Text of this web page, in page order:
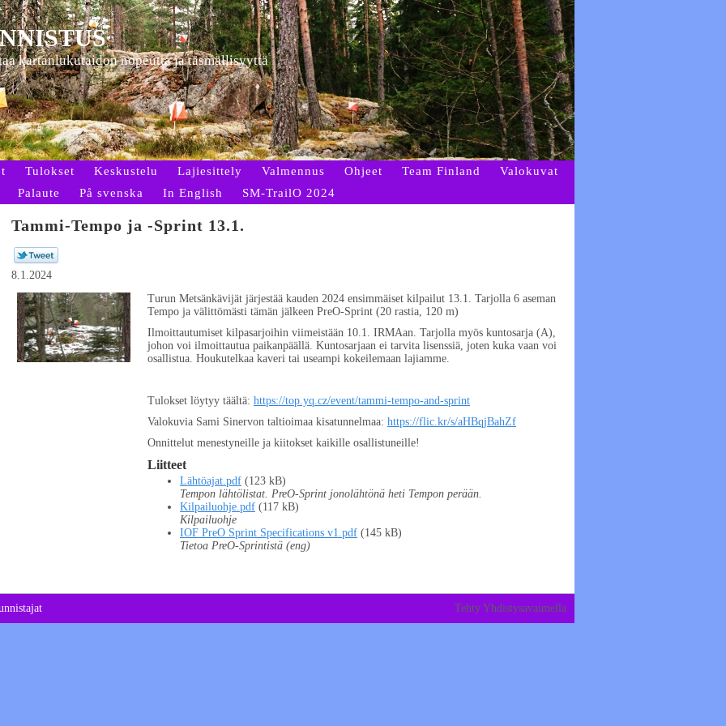
kartanlukutaidon nopeutta ja täsmällisyyttä
Tulokset Keskustelu Lajiesittely Valmennus Ohjeet Team Finland
Valokuvat
Palaute På svenska In English SM-TrailO 2024
Tammi-Tempo ja -Sprint 13.1.
8.1.2024
Turun Metsänkävijät järjestää kauden 2024 ensimmäiset kilpailut 13.1. Tarjolla 6 aseman
Tempo ja välittömästi tämän jälkeen PreO-Sprint (20 rastia, 120 m)
Ilmoittautumiset kilpasarjoihin viimeistään 10.1. IRMAan. Tarjolla myös kuntosarja (A),
johon voi ilmoittautua paikanpäällä. Kuntosarjaan ei tarvita lisenssiä, joten kuka vaan voi
osallistua. Houkutelkaa kaveri tai useampi kokeilemaan lajiamme.
Tulokset löytyy täältä: https://top.yq.cz/event/tammi-tempo-and-sprint
Valokuvia Sami Sinervon taltioimaa kisatunnelmaa: https://flic.kr/s/aHBqjBahZf
Onnittelut menestyneille ja kiitokset kaikille osallistuneille!
Liitteet
Lähtöajat.pdf (123 kB)
Tempon lähtölistat. PreO-Sprint jonolähtönä heti Tempon perään.
Kilpailuohje.pdf (117 kB)
Kilpailuohje
IOF PreO Sprint Specifications v1.pdf (145 kB)
Tietoa PreO-Sprintistä (eng)
Tehty Yhdistysavaimella